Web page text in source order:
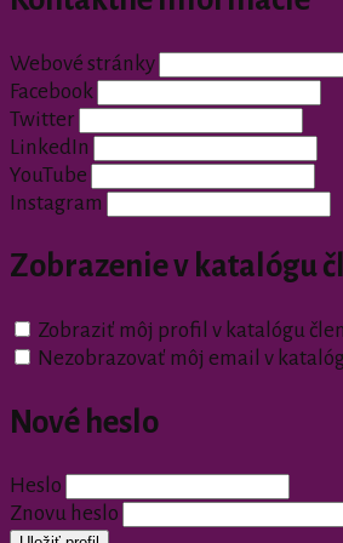
Webové stránky
Facebook
Twitter
LinkedIn
YouTube
Instagram
Zobrazenie v katalógu
Zobraziť môj profil v katalógu
Nezobrazovať môj email v
Nové heslo
Heslo
Znovu heslo